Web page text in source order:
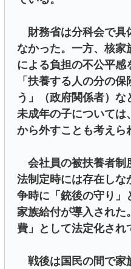
財務省は分科会で具
なかった。一方、核家
による負担の不公平感
「扶養する人の分の
う」（政府関係者）な
未成年の子については
から外すことも考えら
会社員の被扶養者制
法制定時には存在しな
争時に「銃後の守り」
家族給付が導入された
費」として法定化され
戦後は国民の間で家